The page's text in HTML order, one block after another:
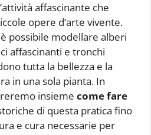
affascinante che
opere d’arte vivente.
possibile modellare alberi
affascinanti e tronchi
tutta la bellezza e la
in una sola pianta. In
insieme come fare
di questa pratica fino
e cura necessarie per